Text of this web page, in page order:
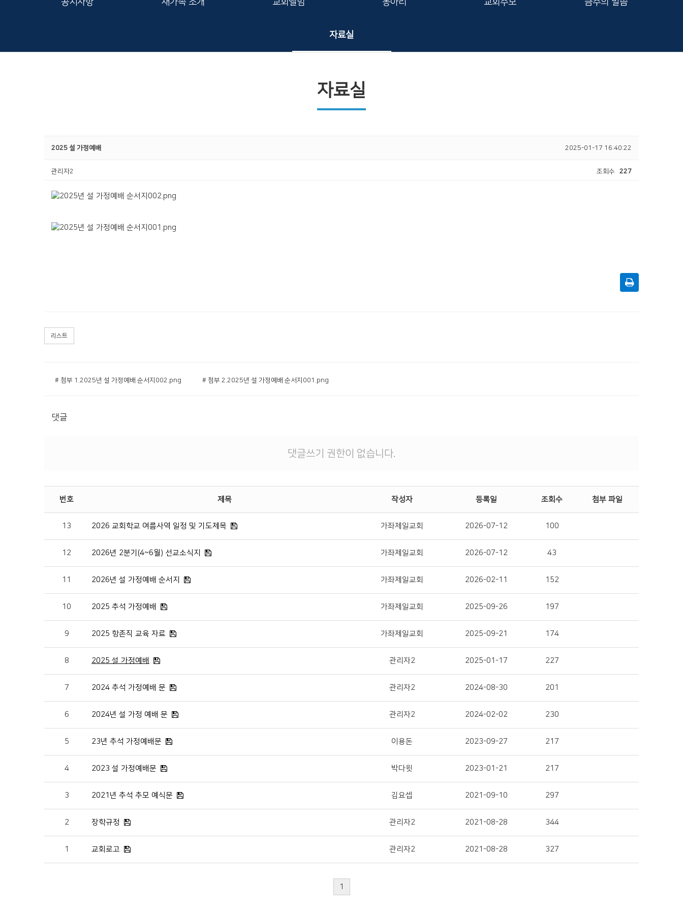
공지사항 새가족 소개 교회앨범 동아리 교회주보 금주의 말씀
자료실
자료실
2025 설 가정예배 2025-01-17 16:40:22
관리자2 조회수 227
리스트
# 첨부 1.2025년 설 가정예배 순서지002.png # 첨부 2.2025년 설 가정예배 순서지001.png
댓글
댓글쓰기 권한이 없습니다.
번호 제목 작성자 등록일 조회수 첨부 파일
13 2026 교회학교 여름사역 일정 및 기도제목 가좌제일교회 2026-07-12 100
12 2026년 2분기(4~6월) 선교소식지 가좌제일교회 2026-07-12 43
11 2026년 설 가정예배 순서지 가좌제일교회 2026-02-11 152
10 2025 추석 가정예배 가좌제일교회 2025-09-26 197
9 2025 항존직 교육 자료 가좌제일교회 2025-09-21 174
8 2025 설 가정예배 관리자2 2025-01-17 227
7 2024 추석 가정예배 문 관리자2 2024-08-30 201
6 2024년 설 가정 예배 문 관리자2 2024-02-02 230
5 23년 추석 가정예배문 이용돈 2023-09-27 217
4 2023 설 가정예배문 박다윗 2023-01-21 217
3 2021년 추석 추모 예식문 김요셉 2021-09-10 297
2 장학규정 관리자2 2021-08-28 344
1 교회로고 관리자2 2021-08-28 327
1